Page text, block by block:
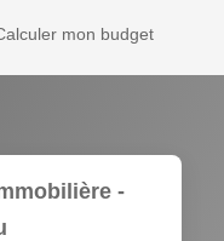
mon budget
-